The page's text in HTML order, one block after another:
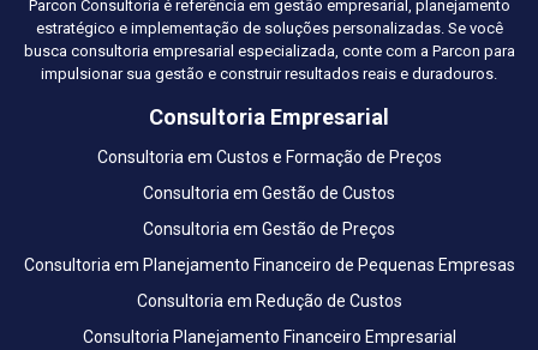
Parcon Consultoria é referência em gestão empresarial, planejamento
estratégico e implementação de soluções personalizadas. Se você
busca consultoria empresarial especializada, conte com a Parcon para
impulsionar sua gestão e construir resultados reais e duradouros.
Consultoria Empresarial
Consultoria em Custos e Formação de Preços
Consultoria em Gestão de Custos
Consultoria em Gestão de Preços
Consultoria em Planejamento Financeiro de Pequenas Empresas
Consultoria em Redução de Custos
Consultoria Planejamento Financeiro Empresarial